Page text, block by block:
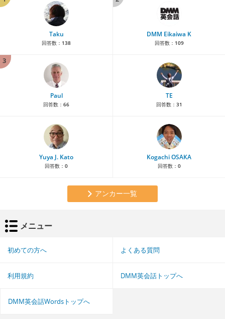
Taku
回答数： 138
DMM Eikaiwa K
回答数： 109
3
Paul
回答数： 66
TE
回答数： 31
Yuya J. Kato
回答数： 0
Kogachi OSAKA
回答数： 0
アンカー一覧
メニュー
初めての方へ よくある質問
利用規約 DMM英会話トップへ
DMM英会話Wordsトップへ